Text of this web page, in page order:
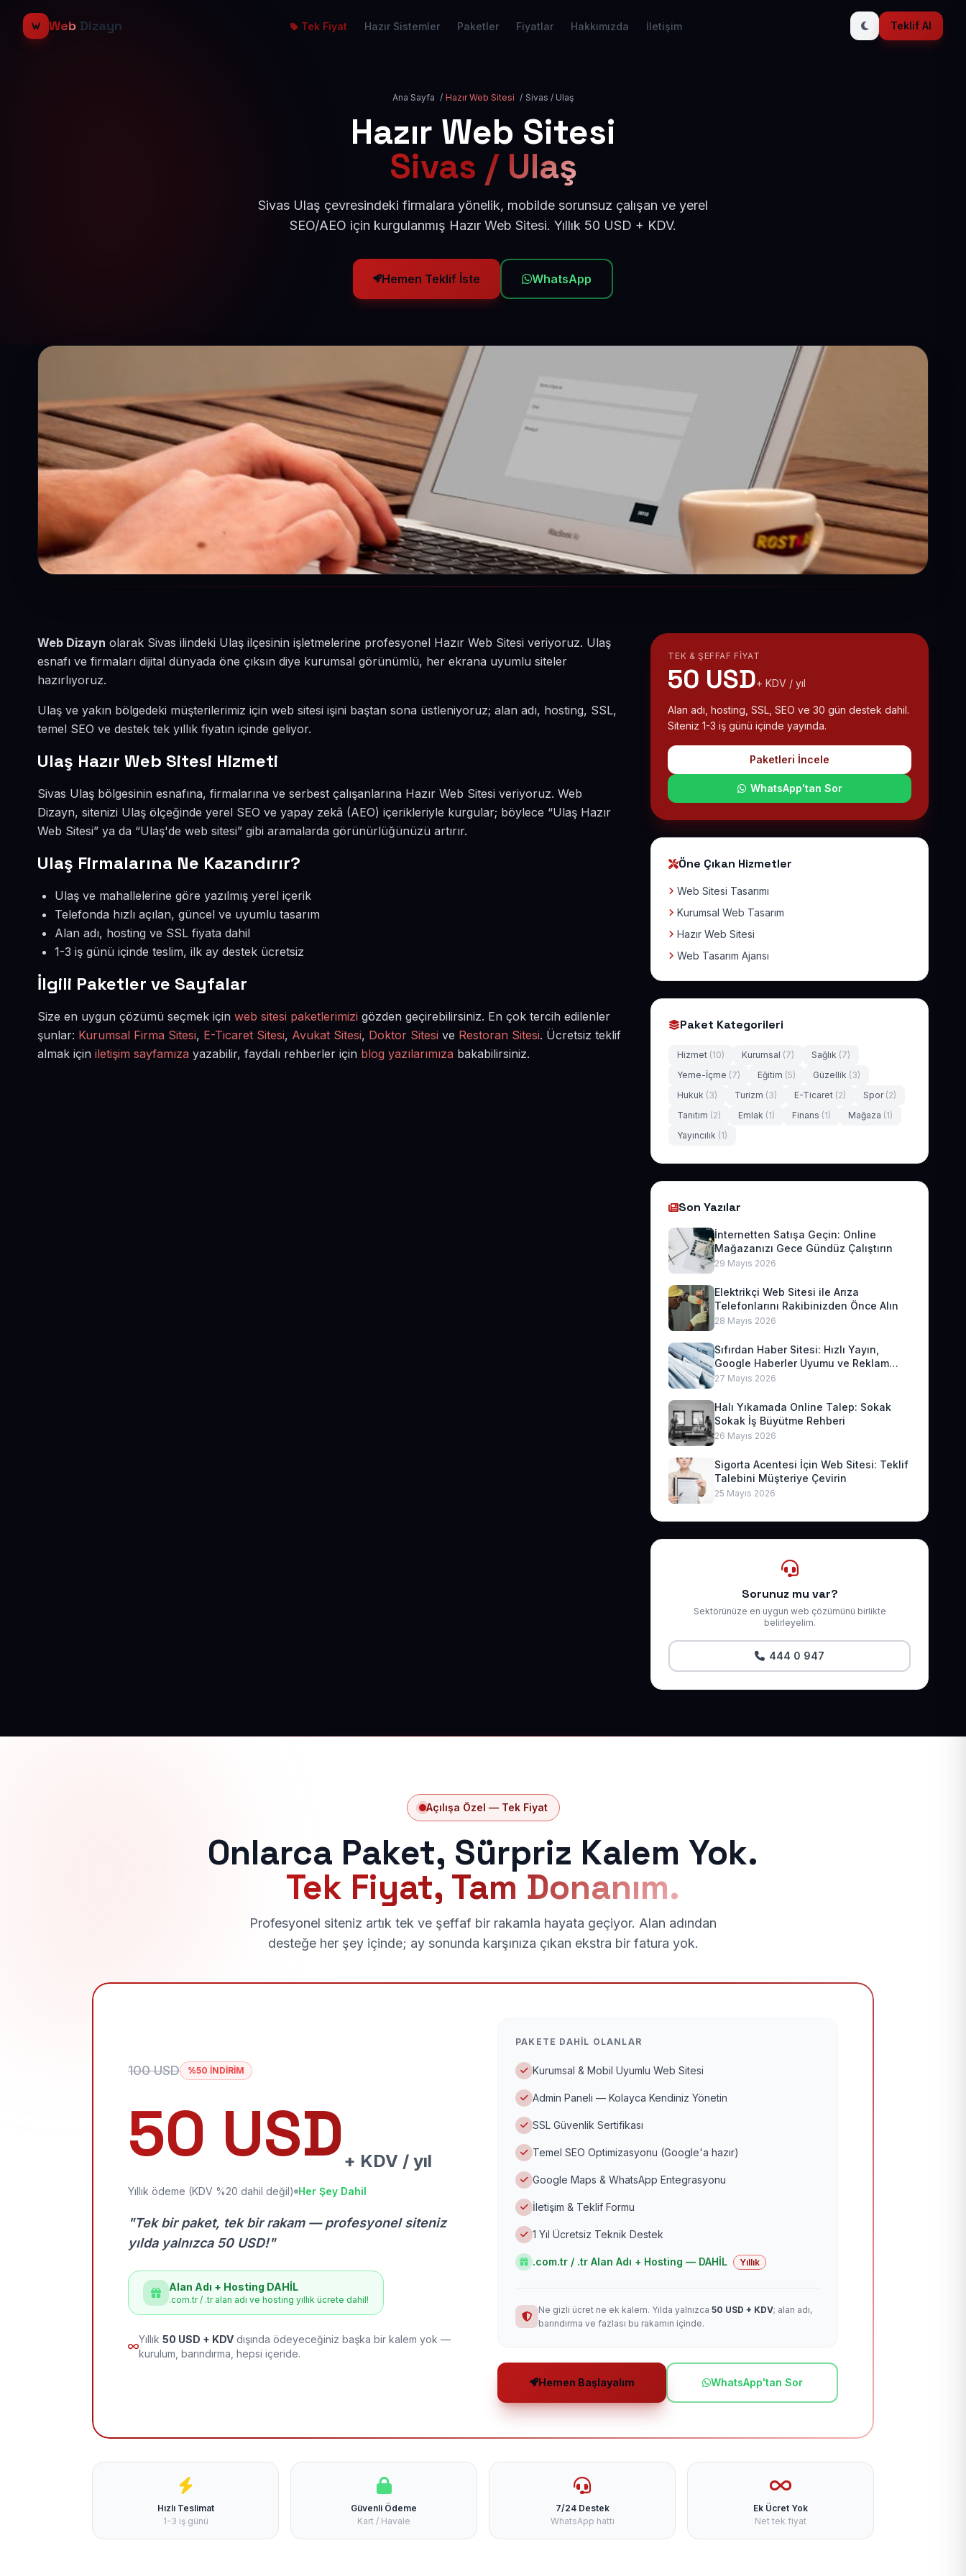
Web Dizayn Tek Fiyat Hazır Sistemler Paketler Fiyatlar Hakkımızda İletişim Teklif Al
Ana Sayfa / Hazır Web Sitesi / Sivas / Ulaş
Hazır Web Sitesi
Sivas / Ulaş
Sivas Ulaş çevresindeki firmalara yönelik, mobilde sorunsuz çalışan ve yerel
SEO/AEO için kurgulanmış Hazır Web Sitesi. Yıllık 50 USD + KDV.
Hemen Teklif İste WhatsApp
Web Dizayn olarak Sivas ilindeki Ulaş ilçesinin işletmelerine profesyonel Hazır Web Sitesi veriyoruz. Ulaş
esnafı ve firmaları dijital dünyada öne çıksın diye kurumsal görünümlü, her ekrana uyumlu siteler
hazırlıyoruz.
Ulaş ve yakın bölgedeki müşterilerimiz için web sitesi işini baştan sona üstleniyoruz; alan adı, hosting, SSL,
temel SEO ve destek tek yıllık fiyatın içinde geliyor.
Ulaş Hazır Web Sitesi Hizmeti
Sivas Ulaş bölgesinin esnafına, firmalarına ve serbest çalışanlarına Hazır Web Sitesi veriyoruz. Web
Dizayn, sitenizi Ulaş ölçeğinde yerel SEO ve yapay zekâ (AEO) içerikleriyle kurgular; böylece “Ulaş Hazır
Web Sitesi” ya da “Ulaş'de web sitesi” gibi aramalarda görünürlüğünüzü artırır.
Ulaş Firmalarına Ne Kazandırır?
Ulaş ve mahallelerine göre yazılmış yerel içerik
Telefonda hızlı açılan, güncel ve uyumlu tasarım
Alan adı, hosting ve SSL fiyata dahil
1-3 iş günü içinde teslim, ilk ay destek ücretsiz
İlgili Paketler ve Sayfalar
Size en uygun çözümü seçmek için web sitesi paketlerimizi gözden geçirebilirsiniz. En çok tercih edilenler
şunlar: Kurumsal Firma Sitesi, E-Ticaret Sitesi, Avukat Sitesi, Doktor Sitesi ve Restoran Sitesi. Ücretsiz teklif
almak için iletişim sayfamıza yazabilir, faydalı rehberler için blog yazılarımıza bakabilirsiniz.
TEK & ŞEFFAF FIYAT
50 USD+ KDV / yıl
Alan adı, hosting, SSL, SEO ve 30 gün destek dahil.
Siteniz 1-3 iş günü içinde yayında.
Paketleri İncele
WhatsApp'tan Sor
Öne Çıkan Hizmetler
Web Sitesi Tasarımı
Kurumsal Web Tasarım
Hazır Web Sitesi
Web Tasarım Ajansı
Paket Kategorileri
Hizmet (10) Kurumsal (7) Sağlık (7)
Yeme-İçme (7) Eğitim (5) Güzellik (3)
Hukuk (3) Turizm (3) E-Ticaret (2) Spor (2)
Tanıtım (2) Emlak (1) Finans (1) Mağaza (1)
Yayıncılık (1)
Son Yazılar
İnternetten Satışa Geçin: Online
Mağazanızı Gece Gündüz Çalıştırın
29 Mayıs 2026
Elektrikçi Web Sitesi ile Arıza
Telefonlarını Rakibinizden Önce Alın
28 Mayıs 2026
Sıfırdan Haber Sitesi: Hızlı Yayın,
Google Haberler Uyumu ve Reklam
Geliri
27 Mayıs 2026
Halı Yıkamada Online Talep: Sokak
Sokak İş Büyütme Rehberi
26 Mayıs 2026
Sigorta Acentesi İçin Web Sitesi: Teklif
Talebini Müşteriye Çevirin
25 Mayıs 2026
Sorunuz mu var?
Sektörünüze en uygun web çözümünü birlikte
belirleyelim.
444 0 947
Açılışa Özel — Tek Fiyat
Onlarca Paket, Sürpriz Kalem Yok.
Tek Fiyat, Tam Donanım.
Profesyonel siteniz artık tek ve şeffaf bir rakamla hayata geçiyor. Alan adından
desteğe her şey içinde; ay sonunda karşınıza çıkan ekstra bir fatura yok.
100 USD %50 İNDİRİM
50 USD + KDV / yıl
Yıllık ödeme (KDV %20 dahil değil) Her Şey Dahil
"Tek bir paket, tek bir rakam — profesyonel siteniz
yılda yalnızca 50 USD!"
Alan Adı + Hosting DAHİL
.com.tr / .tr alan adı ve hosting yıllık ücrete dahil!
Yıllık 50 USD + KDV dışında ödeyeceğiniz başka bir kalem yok —
kurulum, barındırma, hepsi içeride.
PAKETE DAHIL OLANLAR
Kurumsal & Mobil Uyumlu Web Sitesi
Admin Paneli — Kolayca Kendiniz Yönetin
SSL Güvenlik Sertifikası
Temel SEO Optimizasyonu (Google'a hazır)
Google Maps & WhatsApp Entegrasyonu
İletişim & Teklif Formu
1 Yıl Ücretsiz Teknik Destek
.com.tr / .tr Alan Adı + Hosting — DAHİL Yıllık
Ne gizli ücret ne ek kalem. Yılda yalnızca 50 USD + KDV; alan adı,
barındırma ve fazlası bu rakamın içinde.
Hemen Başlayalım WhatsApp'tan Sor
Hızlı Teslimat
1-3 iş günü
Güvenli Ödeme
Kart / Havale
7/24 Destek
WhatsApp hattı
Ek Ücret Yok
Net tek fiyat